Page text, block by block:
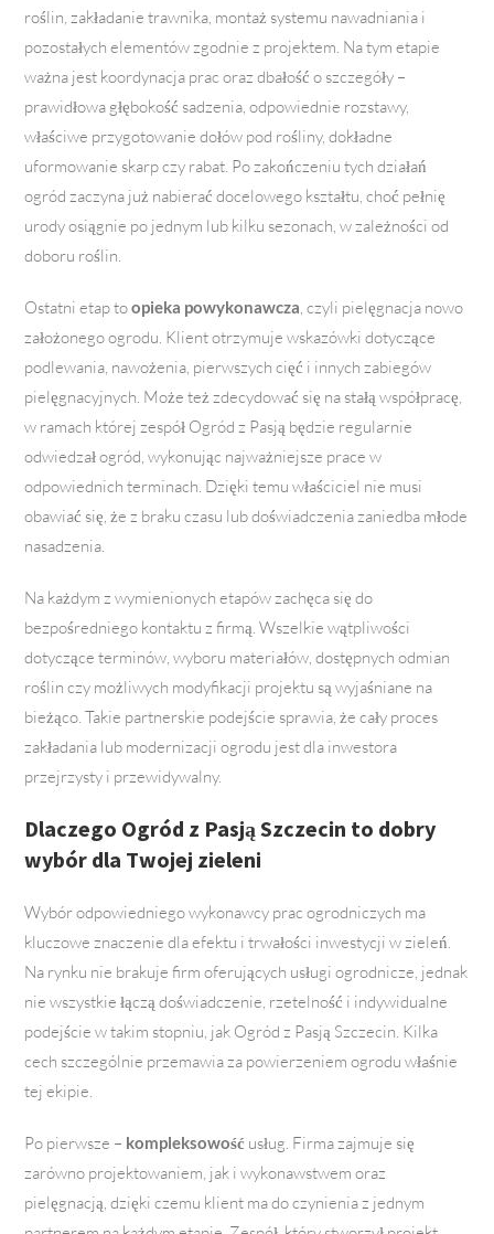
roślin, zakładanie trawnika, montaż systemu nawadniania i
pozostałych elementów zgodnie z projektem. Na tym etapie
ważna jest koordynacja prac oraz dbałość o szczegóły –
prawidłowa głębokość sadzenia, odpowiednie rozstawy,
właściwe przygotowanie dołów pod rośliny, dokładne
uformowanie skarp czy rabat. Po zakończeniu tych działań
ogród zaczyna już nabierać docelowego kształtu, choć pełnię
urody osiągnie po jednym lub kilku sezonach, w zależności od
doboru roślin.
Ostatni etap toopieka powykonawcza, czyli pielęgnacja nowo
założonego ogrodu. Klient otrzymuje wskazówki dotyczące
podlewania, nawożenia, pierwszych cięć i innych zabiegów
pielęgnacyjnych. Może też zdecydować się na stałą współpracę,
w ramach której zespół Ogród z Pasją będzie regularnie
odwiedzał ogród, wykonując najważniejsze prace w
odpowiednich terminach. Dzięki temu właściciel nie musi
obawiać się, że z braku czasu lub doświadczenia zaniedba młode
nasadzenia.
Na każdym z wymienionych etapów zachęca się do
bezpośredniego kontaktu z firmą. Wszelkie wątpliwości
dotyczące terminów, wyboru materiałów, dostępnych odmian
roślin czy możliwych modyfikacji projektu są wyjaśniane na
bieżąco. Takie partner­skie podejście sprawia, że cały proces
zakładania lub modernizacji ogrodu jest dla inwestora
przejrzysty i przewidywalny.
Dlaczego Ogród z Pasją Szczecin to dobry
wybór dla Twojej zieleni
Wybór odpowiedniego wykonawcy prac ogrodniczych ma
kluczowe znaczenie dla efektu i trwałości inwestycji w zieleń.
Na rynku nie brakuje firm oferujących usługi ogrodnicze, jednak
nie wszystkie łączą doświadczenie, rzetelność i indywidualne
podejście w takim stopniu, jak Ogród z Pasją Szczecin. Kilka
cech szczególnie przemawia za powierzeniem ogrodu właśnie
tej ekipie.
Po pierwsze – kompleksowość usług. Firma zajmuje się
zarówno projektowaniem, jak i wykonawstwem oraz
pielęgnacją, dzięki czemu klient ma do czynienia z jednym